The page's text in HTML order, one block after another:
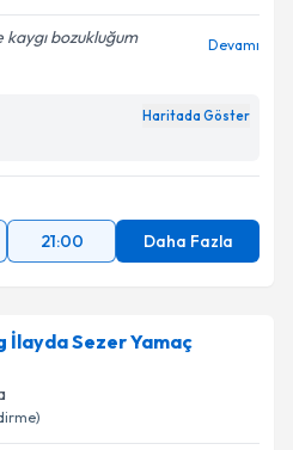
bozukluğum
Devamı
Haritada Göster
21:00 Daha Fazla
İlayda Sezer Yamaç